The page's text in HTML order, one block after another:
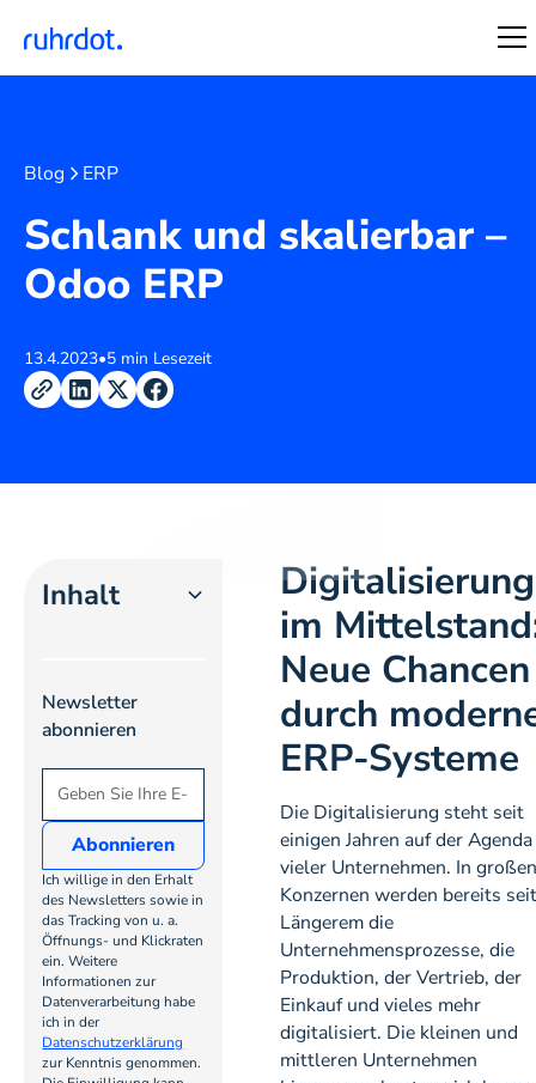
Blog ERP
Schlank und skalierbar –
Odoo ERP
13.4.2023•5 min Lesezeit
Inhalt
Heading 3
Heading
5
6
Newsletter
abonnieren
Ich willige in den Erhalt
des Newsletters sowie in
das Tracking von u. a.
Öffnungs- und Klickraten
ein. Weitere
Informationen zur
Datenverarbeitung habe
ich in der
Datenschutzerklärung
zur Kenntnis genommen.
Digitalisierung
im
Neue Chancen
durch
ERP-Systeme
Die Digitalisierung steht seit
einigen Jahren auf der Agenda
vieler Unternehmen. In großen
Konzernen werden bereits seit
Längerem die
Unternehmensprozesse, die
Produktion, der Vertrieb, der
Einkauf und vieles mehr
digitalisiert. Die kleinen und
mittleren Unternehmen